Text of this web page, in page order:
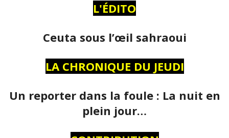
L'ÉDITO
Ceuta sous l’œil sahraoui
LA CHRONIQUE DU JEUDI
Un reporter dans la foule : La nuit en
plein jour…